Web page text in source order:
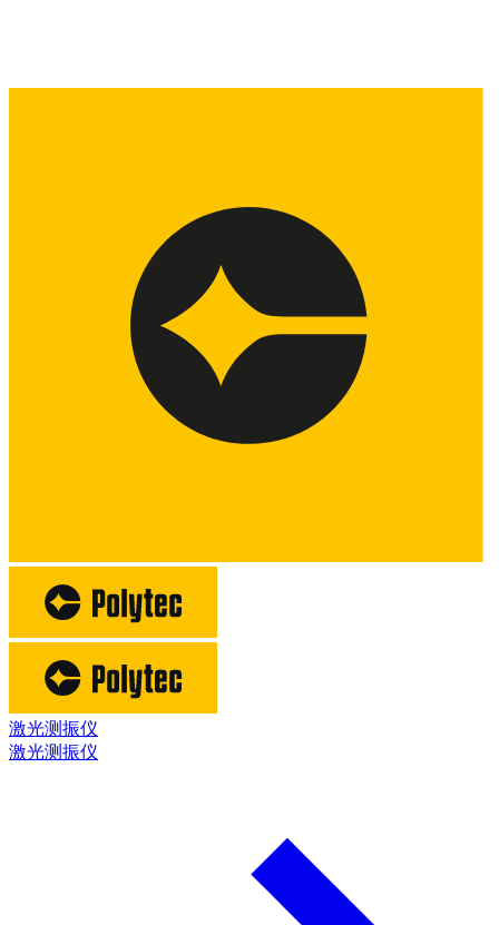
激光测振仪
激光测振仪